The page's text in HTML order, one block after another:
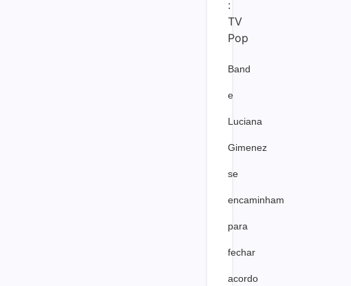
Band
e
Luciana
Gimenez
se
encaminham
para
fechar
acordo